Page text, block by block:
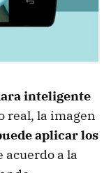
inteligente
real, la imagen
aplicar los
acuerdo a la